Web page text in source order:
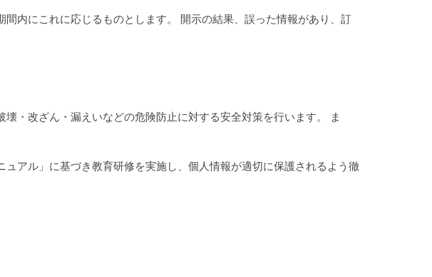
内にこれに応じるものとします。 開示の結果、誤った情報があり、訂
・改ざん・漏えいなどの危険防止に対する安全対策を行います。 ま
アル」に基づき教育研修を実施し、個人情報が適切に保護されるよう徹